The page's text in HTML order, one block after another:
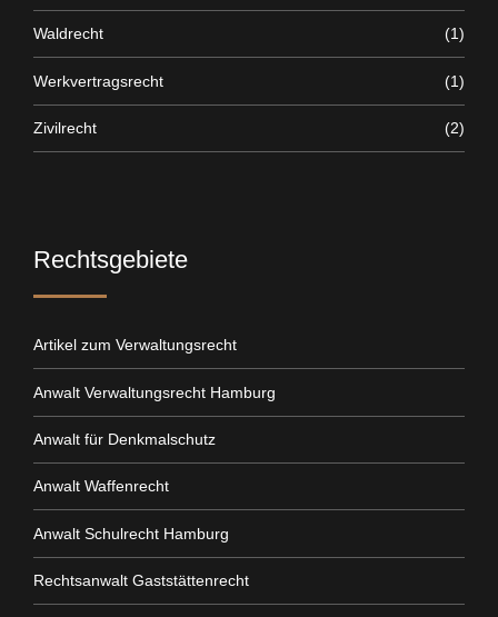
Waldrecht (1)
Werkvertragsrecht (1)
Zivilrecht (2)
Rechtsgebiete
Artikel zum Verwaltungsrecht
Anwalt Verwaltungsrecht Hamburg
Anwalt für Denkmalschutz
Anwalt Waffenrecht
Anwalt Schulrecht Hamburg
Rechtsanwalt Gaststättenrecht